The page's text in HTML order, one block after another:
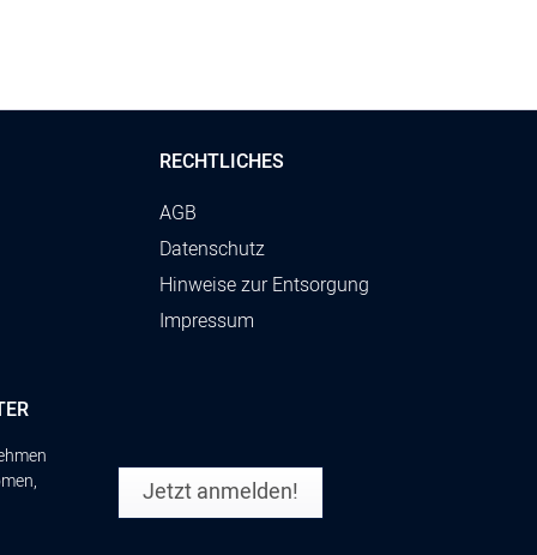
RECHTLICHES
AGB
Datenschutz
Hinweise zur Entsorgung
Impressum
Jetzt anmelden!